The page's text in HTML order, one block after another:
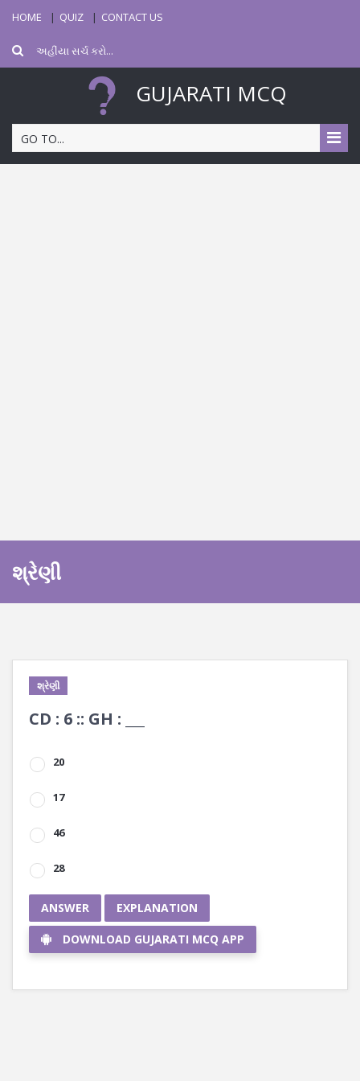
HOME QUIZ CONTACT US
GUJARATI MCQ
GO TO...
શ્રેણી
શ્રેણી
CD : 6 :: GH : ___
20
17
46
28
ANSWER EXPLANATION
DOWNLOAD GUJARATI MCQ APP